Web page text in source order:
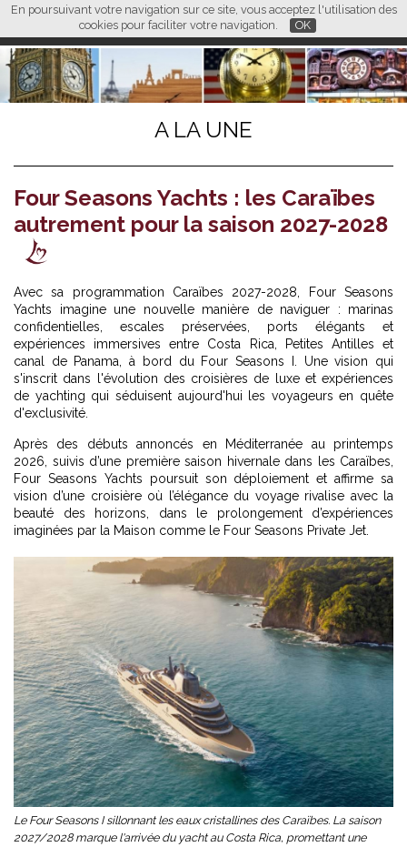
En poursuivant votre navigation sur ce site, vous acceptez l'utilisation des
cookies pour faciliter votre navigation.
OK
FR EN CN
L M
A LA UNE
Four Seasons Yachts : les Caraïbes
autrement pour la saison 2027-2028
Avec sa programmation Caraïbes 2027-2028, Four Seasons
Yachts imagine une nouvelle manière de naviguer : marinas
confidentielles, escales préservées, ports élégants et
expériences immersives entre Costa Rica, Petites Antilles et
canal de Panama, à bord du Four Seasons I. Une vision qui
s'inscrit dans l'évolution des croisières de luxe et expériences
de yachting qui séduisent aujourd'hui les voyageurs en quête
d'exclusivité.
Après des débuts annoncés en Méditerranée au printemps
2026, suivis d’une première saison hivernale dans les Caraïbes,
Four Seasons Yachts poursuit son déploiement et affirme sa
vision d’une croisière où l’élégance du voyage rivalise avec la
beauté des horizons, dans le prolongement d’expériences
imaginées par la Maison comme le Four Seasons Private Jet
Le Four Seasons I sillonnant les eaux cristallines des Caraïbes. La saison
2027/2028 marque l'arrivée du yacht au Costa Rica, promettant une